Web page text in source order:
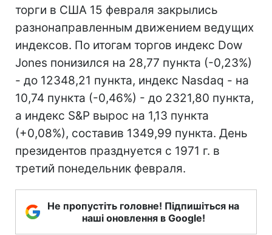
торги в США 15 февраля закрылись
разнонаправленным движением ведущих
индексов. По итогам торгов индекс Dow
Jones понизился на 28,77 пункта (-0,23%)
- до 12348,21 пункта, индекс Nasdaq - на
10,74 пункта (-0,46%) - до 2321,80 пункта,
а индекс S&P вырос на 1,13 пункта
(+0,08%), составив 1349,99 пункта. День
президентов празднуется с 1971 г. в
третий понедельник февраля.
Не пропустіть головне! Підпишіться на
наші оновлення в Google!